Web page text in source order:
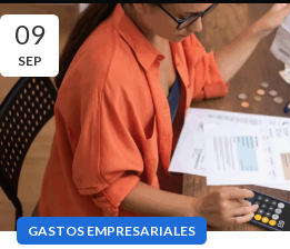
09
SEP
GASTOS EMPRESARIALES